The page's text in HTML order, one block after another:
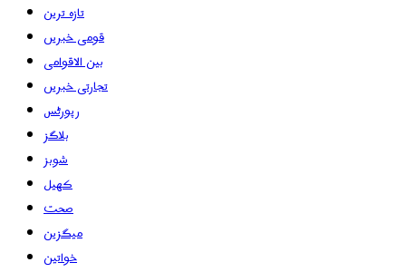
تازہ ترین
قومی خبریں
بین الاقوامی
تجارتی خبریں
رپورٹس
بلاگز
شوبز
کھیل
صحت
میگزین
خواتین